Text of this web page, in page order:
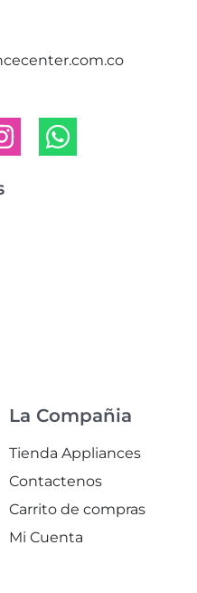
La Compañia
Tienda Appliances
Contactenos
Carrito de compras
Mi Cuenta